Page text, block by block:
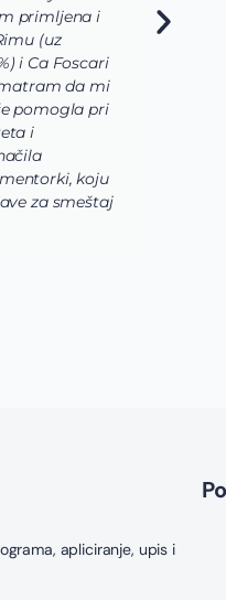
primljena i
(uz
i Ca Foscari
da mi
pomogla pri
i
koju
za smeštaj
apliciranje, upis i